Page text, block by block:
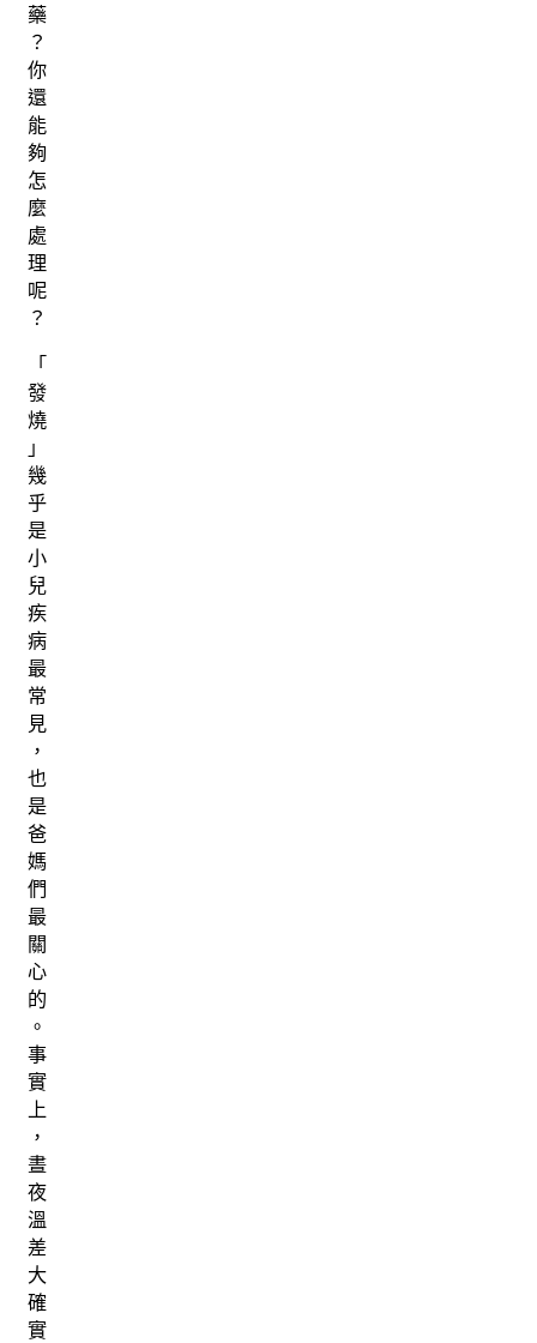
藥
？
你
還
能
夠
怎
麼
處
理
呢
？
「
發
燒
」
幾
乎
是
小
兒
疾
病
最
常
見
，
也
是
爸
媽
們
最
關
心
的
。
事
實
上
，
晝
夜
溫
差
大
確
實